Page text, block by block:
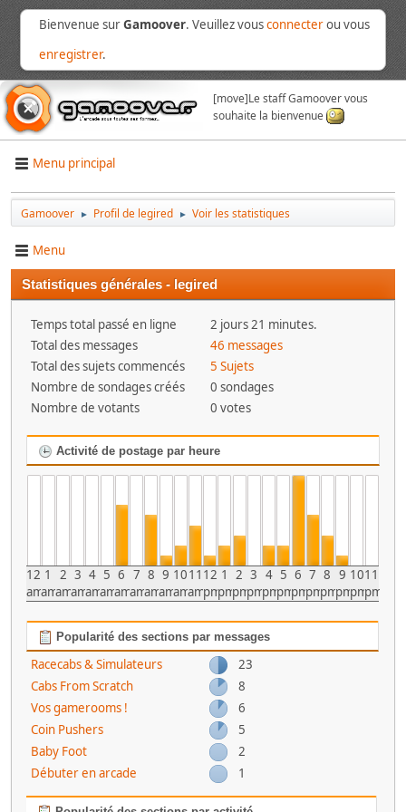
Bienvenue surGamoover. Veuillez vousconnecterou vous
enregistrer.
[move]Le staff Gamoover vous
souhaite la bienvenue
Menu principal
Gamoover ► Profil de legired ► Voir les statistiques
Menu
Statistiques générales - legired
Temps total passé en ligne
2 jours 21 minutes.
Total des messages
46 messages
Total des sujets commencés
5 Sujets
Nombre de sondages créés
0 sondages
Nombre de votants
0 votes
Activité de postage par heure
12
am
1
am
2
am
3
am
4
am
5
am
6
am
7
am
8
am
9
am
10
am
11
am
12
pm
1
pm
2
pm
3
pm
4
pm
5
pm
6
pm
7
pm
8
pm
9
pm
10
pm
11
pm
Popularité des sections par messages
Racecabs & Simulateurs
23
Cabs From Scratch
8
Vos gamerooms !
6
Coin Pushers
5
Baby Foot
2
Débuter en arcade
1